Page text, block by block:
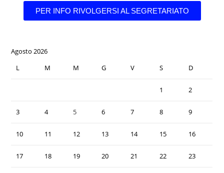
PER INFO RIVOLGERSI AL SEGRETARIATO
Agosto 2026
L
M M G V S D
1 2
3 4 5 6 7 8 9
10 11 12 13 14 15 16
17 18 19 20 21 22 23